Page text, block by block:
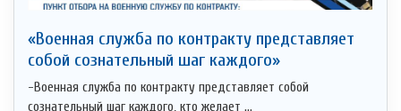
«Военная служба по контракту представляет
собой сознательный шаг каждого»
-Военная служба по контракту представляет собой
сознательный шаг каждого, кто желает ...